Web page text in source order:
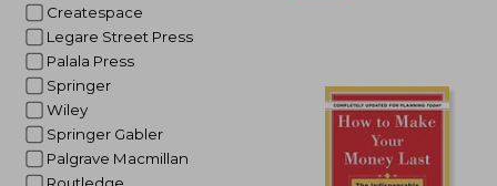
Createspace
Legare Street Press
Palala Press
Springer
Wiley
Springer Gabler
Palgrave Macmillan
45%
dcto.